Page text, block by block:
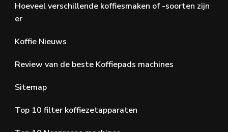
Hoeveel verschillende koffiesmaken of -soorten zijn
er
Koffie Nieuws
Review van de beste Koffiepads machines
Sitemap
Top 10 filter koffiezetapparaten